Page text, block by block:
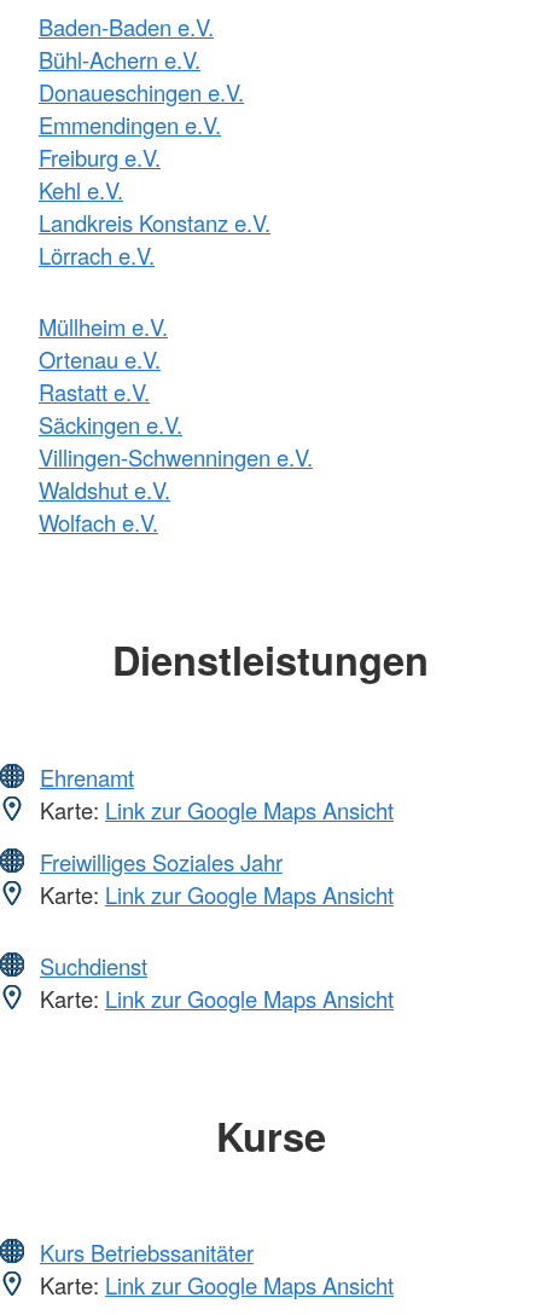
Baden-Baden e.V.
Bühl-Achern e.V.
Donaueschingen e.V.
Emmendingen e.V.
Freiburg e.V.
Kehl e.V.
Landkreis Konstanz e.V.
Lörrach e.V.
Müllheim e.V.
Ortenau e.V.
Rastatt e.V.
Säckingen e.V.
Villingen-Schwenningen e.V.
Waldshut e.V.
Wolfach e.V.
Dienstleistungen
Ehrenamt
Karte: Link zur Google Maps Ansicht
Freiwilliges Soziales Jahr
Karte: Link zur Google Maps Ansicht
Suchdienst
Karte: Link zur Google Maps Ansicht
Kurse
Kurs Betriebssanitäter
Karte: Link zur Google Maps Ansicht